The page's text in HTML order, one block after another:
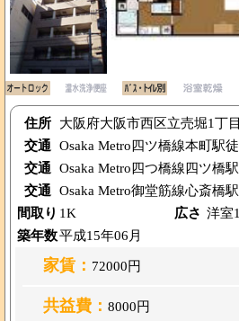
住所
大阪府大阪市西区立売堀1丁
交通 Osaka Metro四ツ橋線本町駅
交通 Osaka Metro四つ橋線四ツ橋
交通 Osaka Metro御堂筋線心斎橋
間取り 1K 広さ 洋室
築年数平成15年06月
家賃： 72000円
共益費： 8000円